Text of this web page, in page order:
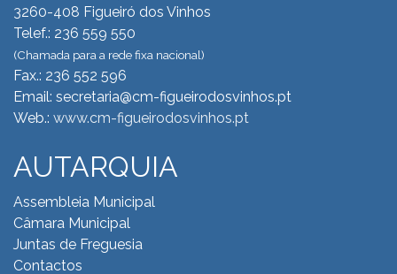
3260-408 Figueiró dos Vinhos
Telef.: 236 559 550
(Chamada para a rede fixa nacional)
Fax.: 236 552 596
Email: secretaria@cm-figueirodosvinhos.pt
Web.: www.cm-figueirodosvinhos.pt
AUTARQUIA
Assembleia Municipal
Câmara Municipal
Juntas de Freguesia
Contactos